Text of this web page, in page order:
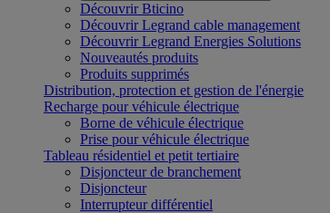
Découvrir Bticino
Découvrir Legrand cable management
Découvrir Legrand Energies Solutions
Nouveautés produits
Produits supprimés
Distribution, protection et gestion de l'énergie
Recharge pour véhicule électrique
Borne de véhicule électrique
Prise pour véhicule électrique
Tableau résidentiel et petit tertiaire
Disjoncteur de branchement
Disjoncteur
Interrupteur différentiel